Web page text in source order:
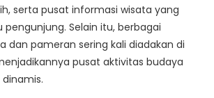
serta pusat informasi wisata yang
Selain itu, berbagai
dan pameran sering kali diadakan di
pusat aktivitas budaya